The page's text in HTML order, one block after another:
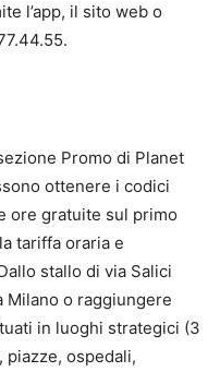
l’app, il sito web o
Promo di Planet
ottenere i codici
ore gratuite sul primo
tariffa oraria e
stallo di via Salici
Milano o raggiungere
in luoghi strategici (3
ospedali,